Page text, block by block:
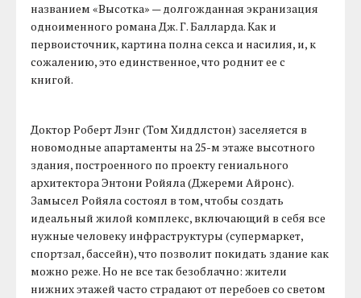
названием «Высотка» — долгожданная экранизация
одноименного романа Дж. Г. Балларда. Как и
первоисточник, картина полна секса и насилия, и, к
сожалению, это единственное, что роднит ее с
книгой.
Доктор Роберт Лэнг (Том Хиддлстон) заселяется в
новомодные апартаменты на 25-м этаже высотного
здания, построенного по проекту гениального
архитектора Энтони Ройяла (Джереми Айронс).
Замысел Ройяла состоял в том, чтобы создать
идеальный жилой комплекс, включающий в себя все
нужные человеку инфраструктуры (супермаркет,
спортзал, бассейн), что позволит покидать здание как
можно реже. Но не все так безоблачно: жители
нижних этажей часто страдают от перебоев со светом